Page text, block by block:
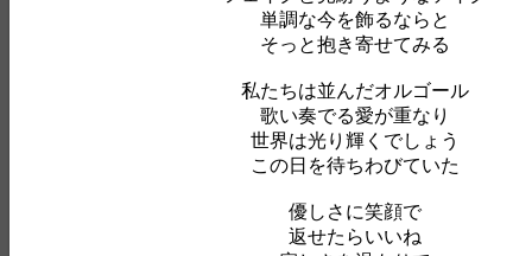
単調な今を飾るならと
そっと抱き寄せてみる
私たちは並んだオルゴール
歌い奏でる愛が重なり
世界は光り輝くでしょう
この日を待ちわびていた
優しさに笑顔で
返せたらいいね